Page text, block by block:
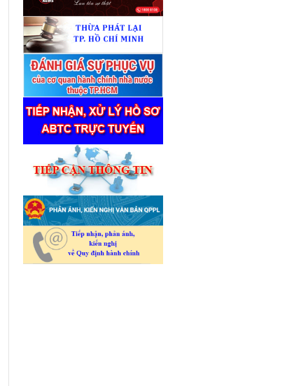
Thuê đơn vị tư vấn thẩm định
giá số 38965 (27/07)